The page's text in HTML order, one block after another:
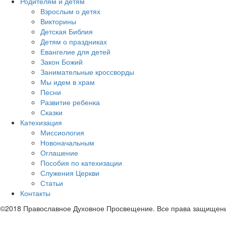
Взрослым о детях
Викторины
Детская Библия
Детям о праздниках
Евангелие для детей
Закон Божий
Занимательные кроссворды
Мы идем в храм
Песни
Развитие ребенка
Сказки
Катехизация
Миссиология
Новоначальным
Оглашение
Пособия по катехизации
Служения Церкви
Статьи
Контакты
©2018 Православное Духовное Просвещение. Все права